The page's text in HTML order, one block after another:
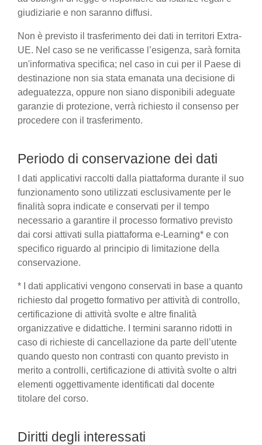
giudiziarie e non saranno diffusi.
Non è previsto il trasferimento dei dati in territori Extra-
UE. Nel caso se ne verificasse l’esigenza, sarà fornita
un'informativa specifica; nel caso in cui per il Paese di
destinazione non sia stata emanata una decisione di
adeguatezza, oppure non siano disponibili adeguate
garanzie di protezione, verrà richiesto il consenso per
procedere con il trasferimento.
Periodo di conservazione dei dati
I dati applicativi raccolti dalla piattaforma durante il suo
funzionamento sono utilizzati esclusivamente per le
finalità sopra indicate e conservati per il tempo
necessario a garantire il processo formativo previsto
dai corsi attivati sulla piattaforma e-Learning* e con
specifico riguardo al principio di limitazione della
conservazione.
* I dati applicativi vengono conservati in base a quanto
richiesto dal progetto formativo per attività di controllo,
certificazione di attività svolte e altre finalità
organizzative e didattiche. I termini saranno ridotti in
caso di richieste di cancellazione da parte dell’utente
quando questo non contrasti con quanto previsto in
merito a controlli, certificazione di attività svolte o altri
elementi oggettivamente identificati dal docente
titolare del corso.
Diritti degli interessati